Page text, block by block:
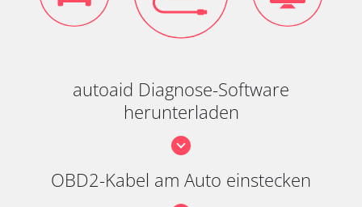
autoaid Diagnose-Software
herunterladen
OBD2-Kabel am Auto einstecken